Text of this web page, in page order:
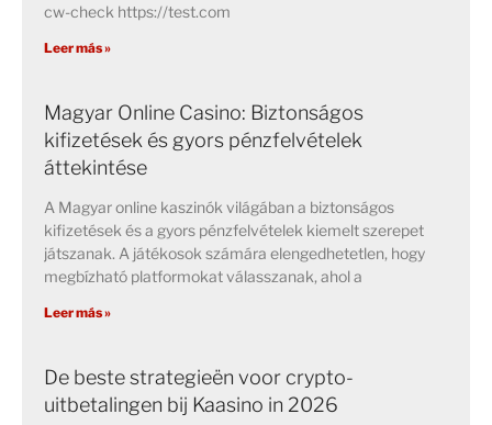
cw-check https://test.com
Leer más »
Magyar Online Casino: Biztonságos
kifizetések és gyors pénzfelvételek
áttekintése
A Magyar online kaszinók világában a biztonságos
kifizetések és a gyors pénzfelvételek kiemelt szerepet
játszanak. A játékosok számára elengedhetetlen, hogy
megbízható platformokat válasszanak, ahol a
Leer más »
De beste strategieën voor crypto-
uitbetalingen bij Kaasino in 2026